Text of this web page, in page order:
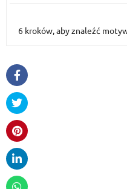
6 kroków, aby znaleźć